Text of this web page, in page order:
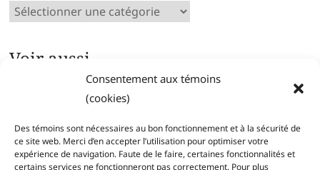
Consentement aux témoins
(cookies)
Des témoins sont nécessaires au bon fonctionnement et à la sécurité de
ce site web. Merci d’en accepter l’utilisation pour optimiser votre
expérience de navigation. Faute de le faire, certaines fonctionnalités et
certains services ne fonctionneront pas correctement. Pour plus
Catégories
Voir aussi…
Articles parus par catégorie
Index des mots clés
Séries